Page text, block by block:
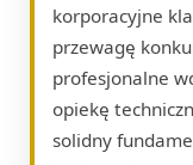
korporacyjne
przewagę
profesjonalne
opiekę
solidny